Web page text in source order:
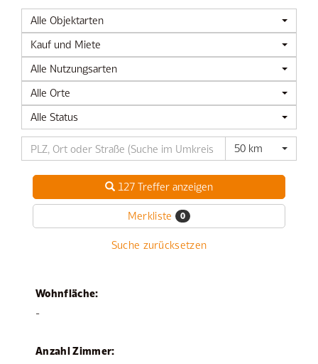
Alle Objektarten
Kauf und Miete
Alle Nutzungsarten
Alle Orte
Alle Status
50 km
127 Treffer anzeigen
Merkliste 0
Suche zurücksetzen
Wohnfläche:
-
Anzahl Zimmer: